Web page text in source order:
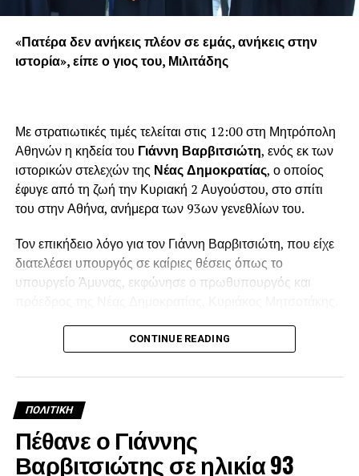
«Πατέρα δεν ανήκεις πλέον σε εμάς, ανήκεις στην
ιστορία», είπε ο γιος του, Μιλιτάδης
Με στρατιωτικές τιμές τελείται στις 12:00 στη Μητρόπολη
Αθηνών η κηδεία του Γιάννη Βαρβιτσιώτη, ενός εκ των
ιστορικών στελεχών της Νέας Δημοκρατίας, ο οποίος
έφυγε από τη ζωή την Κυριακή 2 Αυγούστου, στο σπίτι
του στην Αθήνα, ανήμερα των 93ων γενεθλίων του.
Τον επικήδειο λόγο για τον Γιάννη Βαρβιτσιώτη, που είχε
διατελέσει υπουργός σε καίριες θέσεις όπως το
υπουργείο Άμυνας, εκφώνησε ο πρωθυπουργός και
Λίγο πριν τη μία το μεσημέρι, ολοκληρώθηκε η εξόδιος
ακολουθία και στο βήμα ανέβηκε ο πρωθυπουργός
Κυριάκος Μητσοτάκης για να εκφωνήσει τον επικήδειο
Μεταξύ άλλων ο Κυριάκος Μητσοτάκης, είπε: «Ο Γιάννης
Βαρβιτσιώτης ήταν φτιαγμένος από εκείνο το σπάνιο
μέταλλο μιας άλλης εποχής…Υπήρξε ο τελευταίος
CONTINUE READING
ΠΟΛΙΤΙΚΉ
Πέθανε ο Γιάννης
Βαρβιτσιώτης σε ηλικία 93